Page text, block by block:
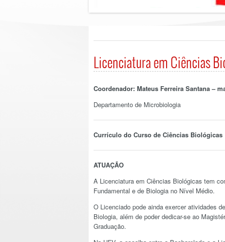
Licenciatura em Ciências
Coordenador: Mateus Ferreira Santana – m
Departamento de Microbiologia
Currículo do Curso de Ciências
ATUAÇÃO
A Licenciatura em Ciências Biológicas tem
Fundamental e de Biologia no Nível Médio.
O Licenciado pode ainda exercer atividades
Biologia, além de poder dedicar-se ao
Graduação.